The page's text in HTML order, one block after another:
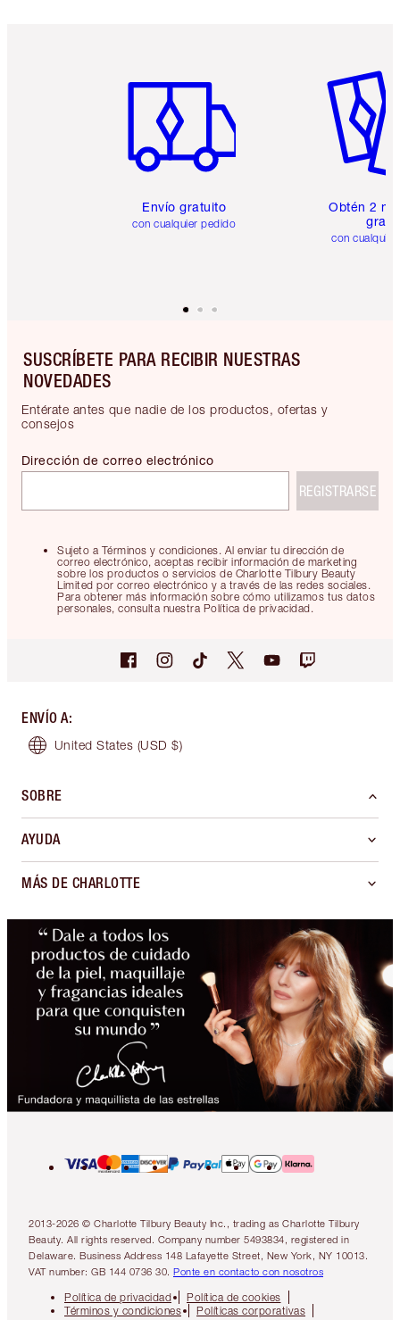
Envío gratuito
con cualquier pedido
Obtén 2
gratis
con
SUSCRÍBETE PARA RECIBIR NUESTRAS
NOVEDADES
Entérate antes que nadie de los productos, ofertas y
consejos
Sujeto a Términos y condiciones. Al enviar tu dirección de
correo electrónico, aceptas recibir información de marketing
sobre los productos o servicios de Charlotte Tilbury Beauty
Limited por correo electrónico y a través de las redes sociales.
Para obtener más información sobre cómo utilizamos tus datos
personales, consulta nuestra Política de privacidad.
Dirección de correo electrónico
REGISTRARSE
ENVÍO A:
United States (USD $)
SOBRE
AYUDA
MÁS DE CHARLOTTE
2013-2026 © Charlotte Tilbury Beauty Inc., trading as Charlotte Tilbury
Beauty. All rights reserved. Company number 5493834, registered in
Delaware. Business Address 148 Lafayette Street, New York, NY 10013.
VAT number: GB 144 0736 30. Ponte en contacto con nosotros
Política de privacidad
Política de cookies
Términos y condiciones
Políticas corporativas